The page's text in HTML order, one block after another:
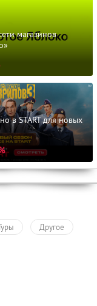
магазинов
в START для новых
Другое